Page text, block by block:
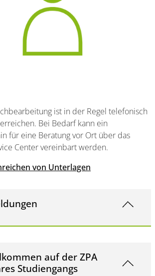
ist in der Regel telefonisch
Bei Bedarf kann ein
für eine Beratung vor Ort über das
Center vereinbart werden.
von Unterlagen
auf der ZPA
Studiengangs